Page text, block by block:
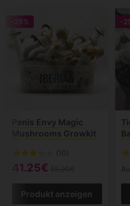
-25%
Penis Envy Magic
Mushrooms Growkit
(10)
41.25€
Produkt anzeigen
-